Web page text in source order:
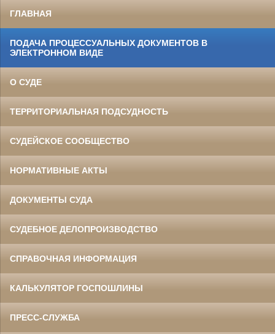
ГЛАВНАЯ
ПОДАЧА ПРОЦЕССУАЛЬНЫХ ДОКУМЕНТОВ В
ЭЛЕКТРОННОМ ВИДЕ
О СУДЕ
ТЕРРИТОРИАЛЬНАЯ ПОДСУДНОСТЬ
СУДЕЙСКОЕ СООБЩЕСТВО
НОРМАТИВНЫЕ АКТЫ
ДОКУМЕНТЫ СУДА
СУДЕБНОЕ ДЕЛОПРОИЗВОДСТВО
СПРАВОЧНАЯ ИНФОРМАЦИЯ
КАЛЬКУЛЯТОР ГОСПОШЛИНЫ
ПРЕСС-СЛУЖБА